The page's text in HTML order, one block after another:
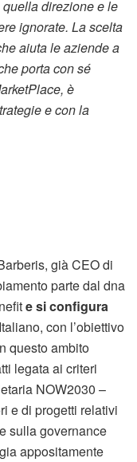
direzione e le
ignorate. La scelta
aiuta le aziende a
porta con sé
è
e con la
già CEO di
parte dal dna
e si configura
con l’obiettivo
questo ambito
legata ai criteri
NOW2030 –
e di progetti relativi
sulla governance
appositamente